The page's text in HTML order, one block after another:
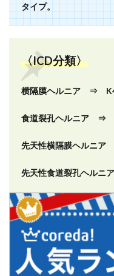
タイプ。
〈ICD分類〉
横隔膜ヘルニア ⇒
食道裂孔ヘルニア ⇒
先天性横隔膜ヘルニ
先天性食道裂孔ヘル